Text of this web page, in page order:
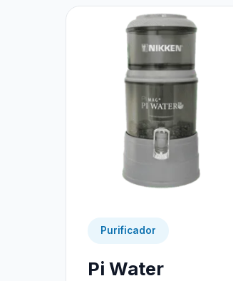
Purificador
Pi Water